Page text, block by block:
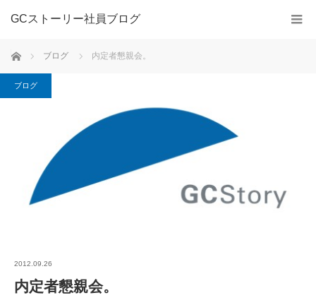
GCストーリー社員ブログ
ホーム ブログ 内定者懇親会。
ブログ
2012.09.26
内定者懇親会。